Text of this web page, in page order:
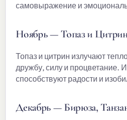
самовыражение и
Ноябрь — Топаз и
Топаз и цитрин излучают
дружбу, силу и процветание.
способствуют радости и
Декабрь — Бирюза,